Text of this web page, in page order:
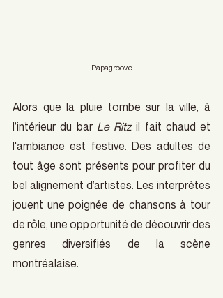
Papagroove
Alors que la pluie tombe sur la ville, à
l’intérieur du bar Le Ritz il fait chaud et
l'ambiance est festive. Des adultes de
tout âge sont présents pour profiter du
bel alignement d’artistes. Les interprètes
jouent une poignée de chansons à tour
de rôle, une opportunité de découvrir des
genres diversifiés de la scène
montréalaise.